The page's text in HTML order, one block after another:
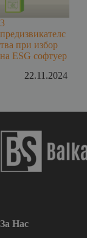
3
предизвикателс
тва при избор
на ESG софтуер
22.11.2024
За Нас